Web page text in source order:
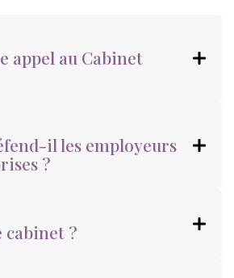
appel au Cabinet
il les employeurs
?
cabinet ?